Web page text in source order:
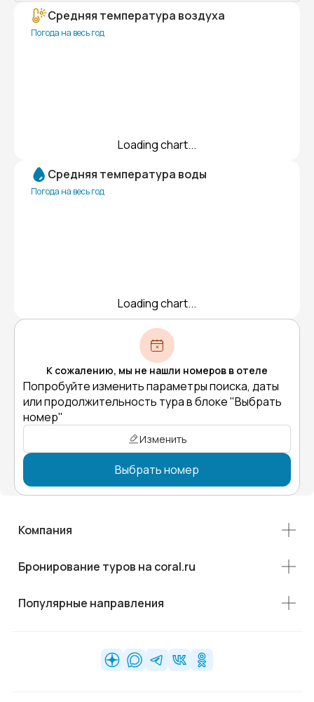
Средняя температура воздуха
Погода на весь год
Loading chart...
Средняя температура воды
Погода на весь год
Loading chart...
К сожалению, мы не нашли номеров в отеле
Попробуйте изменить параметры поиска, даты
или продолжительность тура в блоке "Выбрать
номер"
Изменить
Выбрать номер
Компания
Бронирование туров на coral.ru
Популярные направления